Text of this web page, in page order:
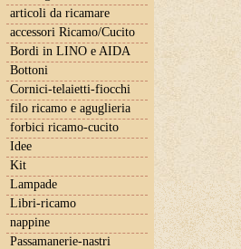
articoli da ricamare
accessori Ricamo/Cucito
Bordi in LINO e AIDA
Bottoni
Cornici-telaietti-fiocchi
filo ricamo e aguglieria
forbici ricamo-cucito
Idee
Kit
Lampade
Libri-ricamo
nappine
Passamanerie-nastri